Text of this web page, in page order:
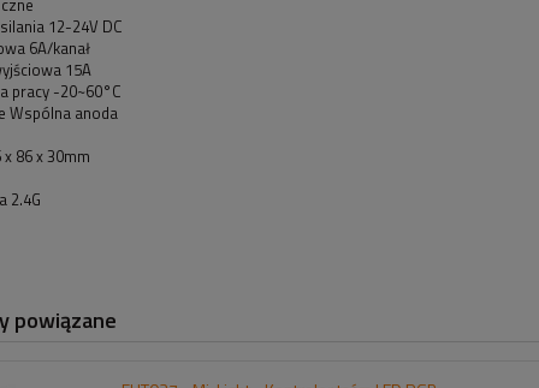
12-24V DC
6A/kanał
15A
pracy -20~60°C
Wspólna anoda
86 x 30mm
2.4G
powiązane